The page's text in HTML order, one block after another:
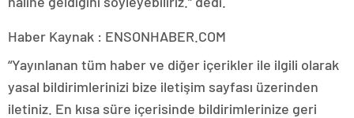
Haber Kaynak : ENSONHABER.COM
“Yayınlanan tüm haber ve diğer içerikler ile ilgili olarak
yasal bildirimlerinizi bize iletişim sayfası üzerinden
iletiniz. En kısa süre içerisinde bildirimlerinize geri